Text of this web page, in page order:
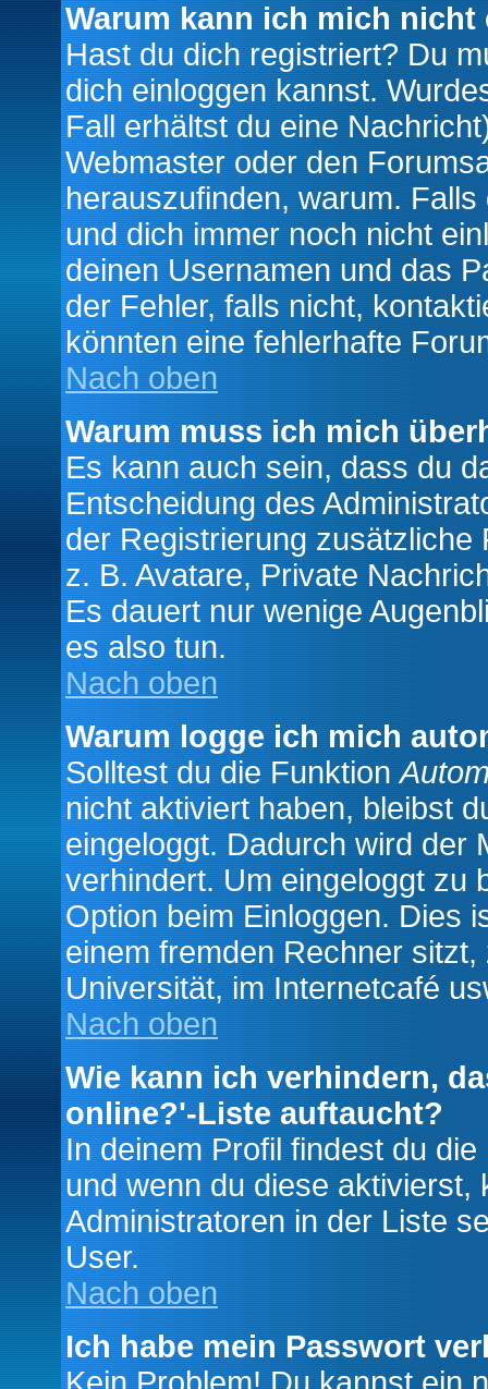
Warum kann ich mich nicht
Hast du dich registriert? Du
dich einloggen kannst.
Fall erhältst du eine
Webmaster oder den
herauszufinden, warum.
und dich immer noch nicht
deinen Usernamen und das
der Fehler, falls nicht,
könnten eine fehlerhafte
Nach oben
Warum muss ich mich
Es kann auch sein, dass du
Entscheidung des
der Registrierung
z. B. Avatare, Private
Es dauert nur wenige
es also tun.
Nach oben
Warum logge ich mich
Solltest du die Funktion
nicht aktiviert haben, bleibst
eingeloggt. Dadurch wird der
verhindert. Um eingeloggt zu
Option beim Einloggen. Dies
einem fremden Rechner
Universität, im Internetcafé
Nach oben
Wie kann ich verhindern,
online?'-Liste auftaucht?
In deinem Profil findest du
und wenn du diese aktivierst,
Administratoren in der Liste
User.
Nach oben
Ich habe mein Passwort